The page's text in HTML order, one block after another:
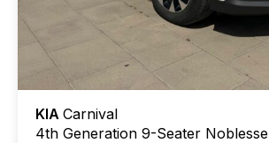
KIA Carnival
4th Generation 9-Seater Noblesse